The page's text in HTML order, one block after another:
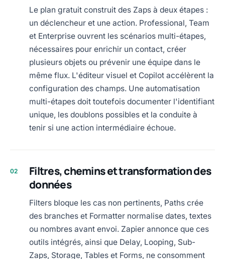
Le plan gratuit construit des Zaps à deux étapes :
un déclencheur et une action. Professional, Team
et Enterprise ouvrent les scénarios multi-étapes,
nécessaires pour enrichir un contact, créer
plusieurs objets ou prévenir une équipe dans le
même flux. L'éditeur visuel et Copilot accélèrent la
configuration des champs. Une automatisation
multi-étapes doit toutefois documenter l'identifiant
unique, les doublons possibles et la conduite à
tenir si une action intermédiaire échoue.
02
Filtres, chemins et transformation des
données
Filters bloque les cas non pertinents, Paths crée
des branches et Formatter normalise dates, textes
ou nombres avant envoi. Zapier annonce que ces
outils intégrés, ainsi que Delay, Looping, Sub-
Zaps, Storage, Tables et Forms, ne consomment